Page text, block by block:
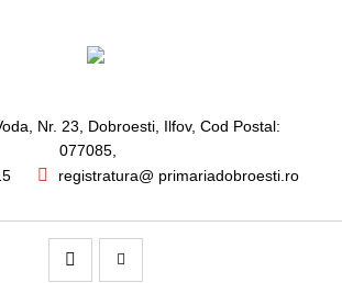
Nr. 23 Dobroesti, Ilfov, Cod Postal:
077085,
registratura@ primariadobroesti.ro